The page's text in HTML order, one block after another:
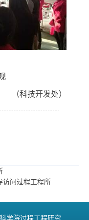
（科技开发处）
访问过程工程所
学院过程工程研究